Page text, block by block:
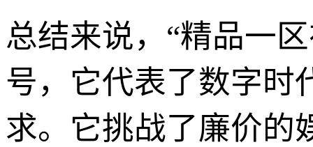
总结来说，“精品一
号，它代表了数字时
求。它挑战了廉价的